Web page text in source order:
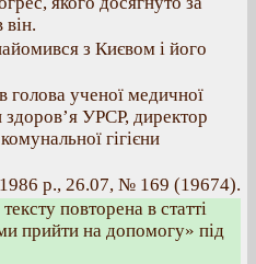
він.
з Києвом і його
ученої медичної
УРСР, директор
гігієни
1986 р., 26.07, № 169 (19674).
повторена в статті
прийти на допомогу» під